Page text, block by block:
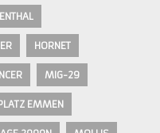
HORNET
MIG-29
EMMEN